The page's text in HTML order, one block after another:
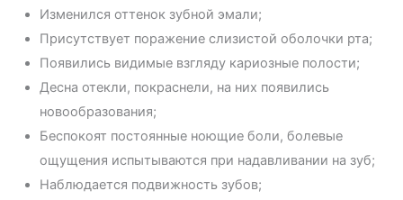
Изменился оттенок зубной эмали;
Присутствует поражение слизистой оболочки рта;
Появились видимые взгляду кариозные полости;
Десна отекли, покраснели, на них появились
новообразования;
Беспокоят постоянные ноющие боли, болевые
ощущения испытываются при надавливании на зуб;
Наблюдается подвижность зубов;